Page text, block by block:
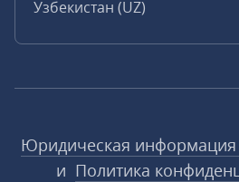
Узбекистан (UZ)
Юридическая информация
и Политика